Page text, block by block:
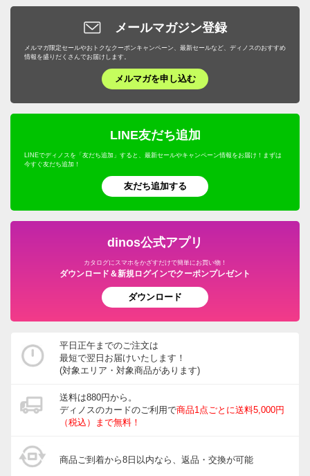
価格 ¥28,600税込 ¥26,000 税抜
基本配送料：¥ 880
※お届け先が同じであれば複数個ご購入いただいても¥880です。
900-LE13-36
サイズ 奥行550～630cm
基本配送料：¥2,500
※沖縄は地域配送料 ¥2,200 がかかります
900-LE13-37
価格 ¥38,200税込 ¥34,728 税抜
送料・送料種
基本配送料：¥ 2,500
走ったりしても音を吸収してくれるしとても豪華に見え
家族全員大変気に入っています。ありがとうございまし
すべての口コミを見る
メールマガジン登録
メルマガ限定セールやおトクなクーポンキャンペーン、最新セールなど、ディノスのおすすめ
情報を盛りだくさんでお届けします。
メルマガを申し込む
LINE友だち追加
LINEでディノスを「友だち追加」すると、最新セールやキャンペーン情報をお届け！まずは
今すぐ友だち追加！
友だち追加する
dinos公式アプリ
カタログにスマホをかざすだけで簡単にお買い物！
ダウンロード＆新規ログインでクーポンプレゼント
ダウンロード
平日正午までのご注文は
最短で翌日お届けいたします！
(対象エリア・対象商品があります)
送料は880円から。
ディノスのカードのご利用で商品1点ごとに送料5,000円
（税込）まで無料！
商品ご到着から8日以内なら、返品・交換が可能